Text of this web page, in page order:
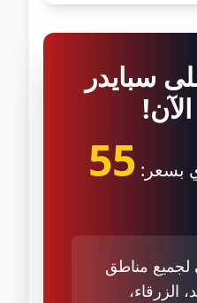
سبايدر
55
لجميع مناطق
الزرقاء،